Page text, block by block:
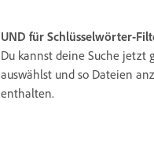
UND für Schlüsselwörter-
Du kannst deine Suche jetzt
auswählst und so Dateien
enthalten.